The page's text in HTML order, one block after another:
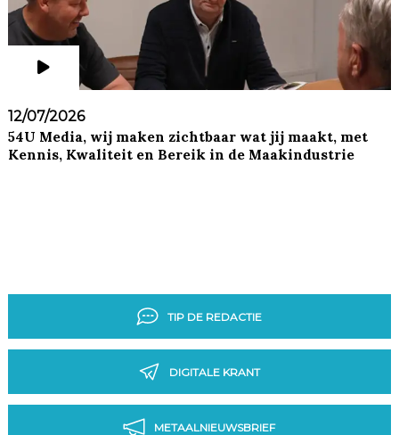
12/07/2026
54U Media, wij maken zichtbaar wat jij maakt, met
Kennis, Kwaliteit en Bereik in de Maakindustrie
TIP DE REDACTIE
DIGITALE KRANT
METAALNIEUWSBRIEF